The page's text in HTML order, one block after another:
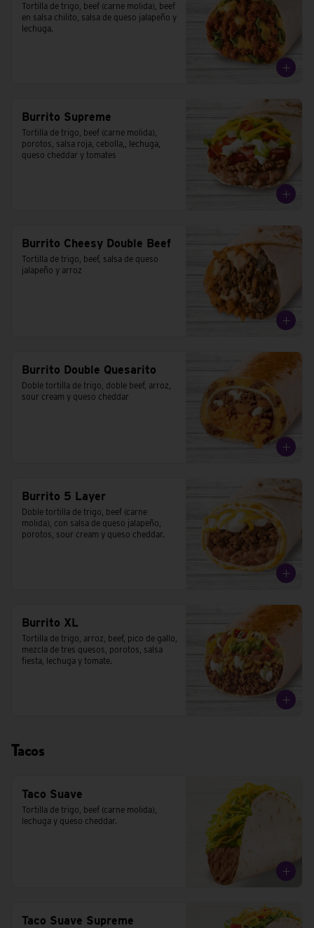
Tortilla de trigo, beef (carne molida), beef
en salsa chilito, salsa de queso jalapeño y
lechuga.
Burrito Supreme
Tortilla de trigo, beef (carne molida),
porotos, salsa roja, cebolla,, lechuga,
queso cheddar y tomates
Burrito Cheesy Double Beef
Tortilla de trigo, beef, salsa de queso
jalapeño y arroz
Burrito Double Quesarito
Doble tortilla de trigo, doble beef, arroz,
sour cream y queso cheddar
Burrito 5 Layer
Doble tortilla de trigo, beef (carne
molida), con salsa de queso jalapeño,
porotos, sour cream y queso cheddar.
Burrito XL
Tortilla de trigo, arroz, beef, pico de gallo,
mezcla de tres quesos, porotos, salsa
fiesta, lechuga y tomate.
Tacos
Taco Suave
Tortilla de trigo, beef (carne molida),
lechuga y queso cheddar.
Taco Suave Supreme